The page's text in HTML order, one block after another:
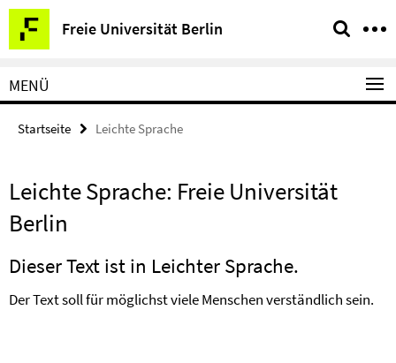
Springe
direkt
zu
Inhalt
Freie Universität Berlin
Service-
Navigation
MENÜ
Startseite Leichte Sprache
Leichte Sprache: Freie Universität
Berlin
Dieser Text ist in Leichter Sprache.
Der Text soll für möglichst viele Menschen verständlich sein.